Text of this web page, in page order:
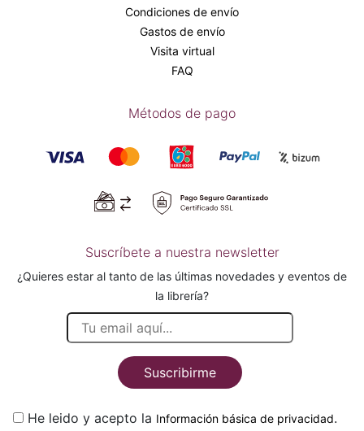
Condiciones de envío
Gastos de envío
Visita virtual
FAQ
Métodos de pago
Suscríbete a nuestra newsletter
¿Quieres estar al tanto de las últimas novedades y eventos de
la librería?
Suscribirme
He leido y acepto la Información básica de privacidad.